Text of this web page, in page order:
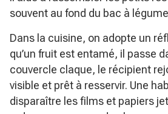
souvent au fond du bac à
Dans la cuisine, on adopte un
qu’un fruit est entamé, il passe
couvercle claque, le récipient
visible et prêt à resservir. Une
disparaître les films et papiers